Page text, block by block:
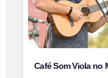
Café Som Viola no